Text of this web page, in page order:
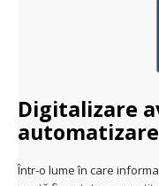
Digitalizare
Într-o lume în care